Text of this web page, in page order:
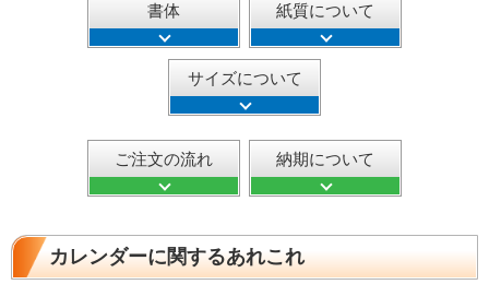
書体 紙質について
サイズについて
ご注文の流れ 納期について
カレンダーに関するあれこれ